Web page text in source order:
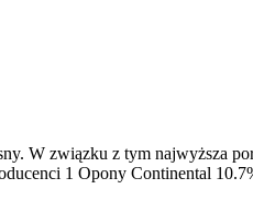
W związku z tym najwyższa
1 Opony Continental